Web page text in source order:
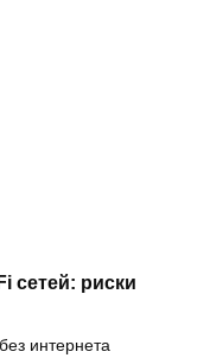
сетей: риски
интернета